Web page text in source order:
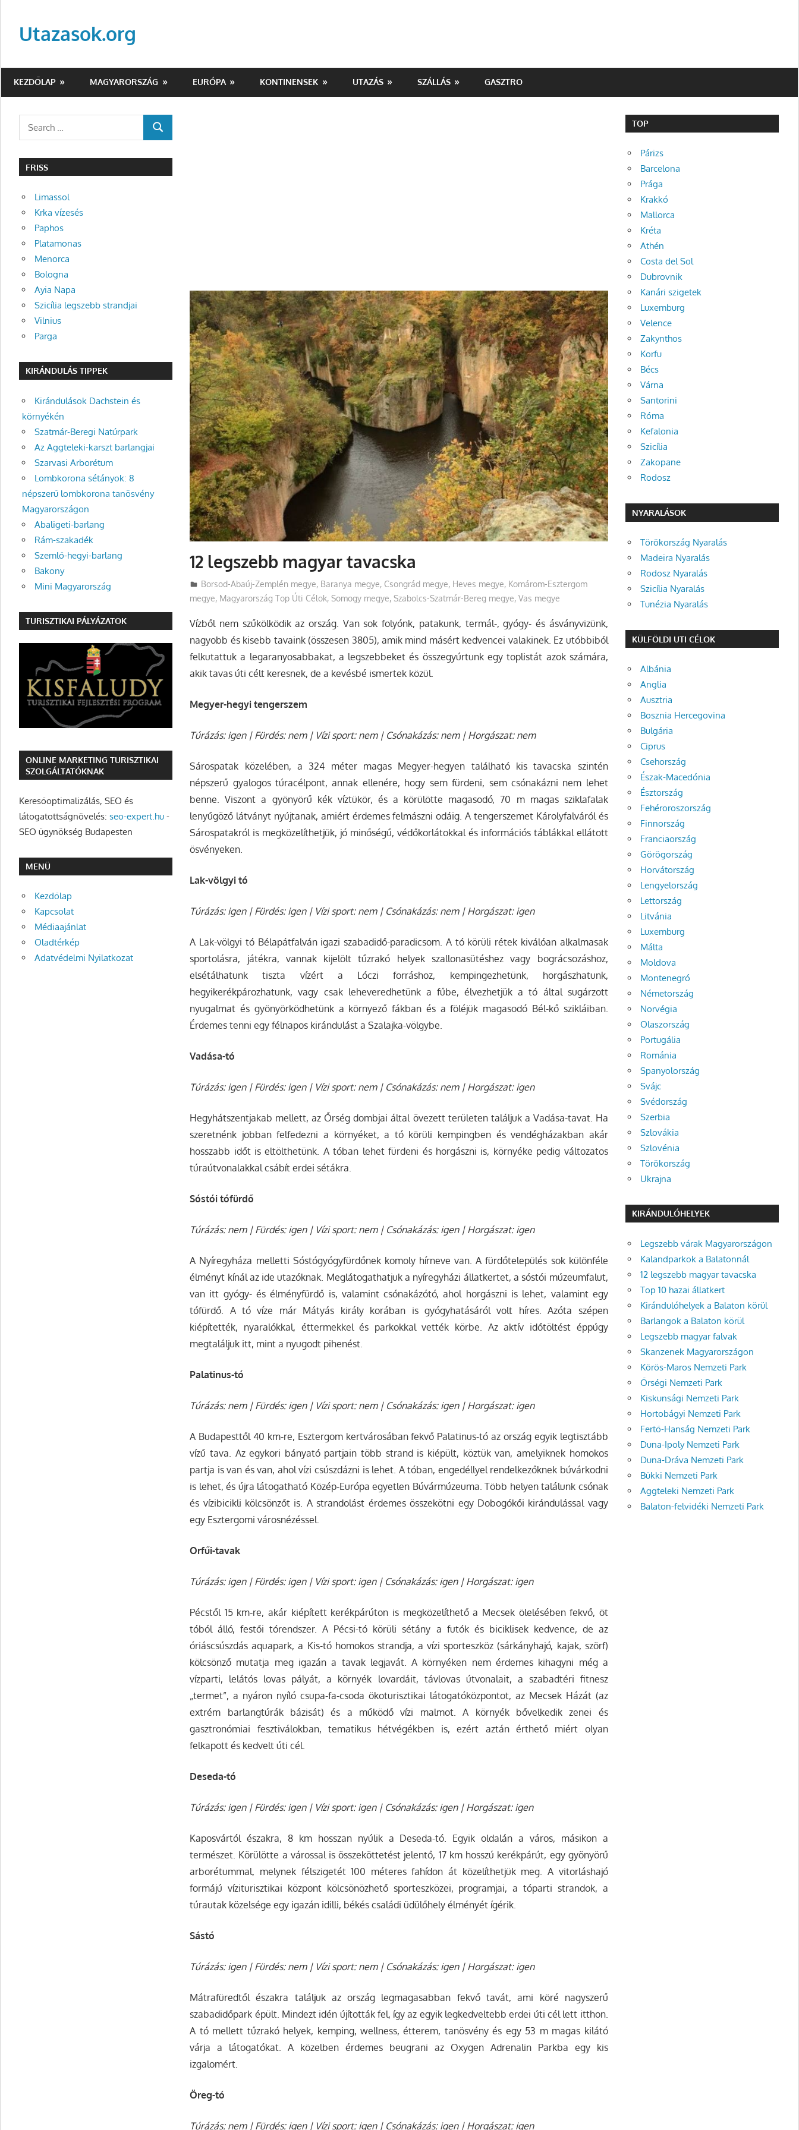
contentUtazasok.org
KEZDŐLAP MAGYARORSZÁG EURÓPA KONTINENSEK UTAZÁS SZÁLLÁS GASZTRO
12 legszebb magyar tavacska
Utazasok.org
Borsod-Abaúj-Zemplén megye, Baranya megye, Csongrád megye, Heves megye, Komárom-Esztergom
megye, Magyarország Top Úti Célok,Somogy megye,Szabolcs-Szatmár-Bereg megye,Vas megye
Vízből nem szűkölködik az ország. Van sok folyónk, patakunk, termál-, gyógy- és ásványvizünk,
nagyobb és kisebb tavaink (összesen 3805), amik mind másért kedvencei valakinek. Ez utóbbiból
felkutattuk a legaranyosabbakat, a legszebbeket és összegyúrtunk egy toplistát azok számára,
akik tavas úti célt keresnek, de a kevésbé ismertek közül.
Megyer-hegyi tengerszem
Túrázás: igen | Fürdés: nem | Vízi sport: nem | Csónakázás: nem | Horgászat: nem
Sárospatak közelében, a 324 méter magas Megyer-hegyen található kis tavacska szintén
népszerű gyalogos túracélpont, annak ellenére, hogy sem fürdeni, sem csónakázni nem lehet
benne. Viszont a gyönyörű kék víztükör, és a körülötte magasodó, 70 m magas sziklafalak
lenyűgöző látványt nyújtanak, amiért érdemes felmászni odáig. A tengerszemet Károlyfalváról és
Sárospatakról is megközelíthetjük, jó minőségű, védőkorlátokkal és információs táblákkal ellátott
ösvényeken.
Lak-völgyi tó
Túrázás: igen | Fürdés: igen | Vízi sport: nem | Csónakázás: nem | Horgászat: igen
A Lak-völgyi tó Bélapátfalván igazi szabadidő-paradicsom. A tó körüli rétek kiválóan alkalmasak
sportolásra, játékra, vannak kijelölt tűzrakó helyek szallonasütéshez vagy bográcsozáshoz,
elsétálhatunk tiszta vízért a Lóczi forráshoz, kempingezhetünk, horgászhatunk,
hegyikerékpározhatunk, vagy csak leheveredhetünk a fűbe, élvezhetjük a tó által sugárzott
nyugalmat és gyönyörködhetünk a környező fákban és a föléjük magasodó Bél-kő szikláiban.
Érdemes tenni egy félnapos kirándulást a Szalajka-völgybe.
Vadása-tó
Túrázás: igen | Fürdés: igen | Vízi sport: nem | Csónakázás: nem | Horgászat: igen
Hegyhátszentjakab mellett, az Őrség dombjai által övezett területen találjuk a Vadása-tavat. Ha
szeretnénk jobban felfedezni a környéket, a tó körüli kempingben és vendégházakban akár
hosszabb időt is eltölthetünk. A tóban lehet fürdeni és horgászni is, környéke pedig változatos
túraútvonalakkal csábít erdei sétákra.
Sóstói tófürdő
Túrázás: nem | Fürdés: igen | Vízi sport: nem | Csónakázás: igen | Horgászat: igen
A Nyíregyháza melletti Sóstógyógyfürdőnek komoly hírneve van. A fürdőtelepülés sok különféle
élményt kínál az ide utazóknak. Meglátogathatjuk a nyíregyházi állatkertet, a sóstói múzeumfalut,
van itt gyógy- és élményfürdő is, valamint csónakázótó, ahol horgászni is lehet, valamint egy
tófürdő. A tó víze már Mátyás király korában is gyógyhatásáról volt híres. Azóta szépen
kiépítették, nyaralókkal, éttermekkel és parkokkal vették körbe. Az aktív időtöltést éppúgy
megtaláljuk itt, mint a nyugodt pihenést.
Palatinus-tó
Túrázás: nem | Fürdés: igen | Vízi sport: nem | Csónakázás: igen | Horgászat: igen
A Budapesttől 40 km-re, Esztergom kertvárosában fekvő Palatinus-tó az ország egyik legtisztább
vízű tava. Az egykori bányató partjain több strand is kiépült, köztük van, amelyiknek homokos
partja is van és van, ahol vízi csúszdázni is lehet. A tóban, engedéllyel rendelkezőknek búvárkodni
is lehet, és újra látogatható Közép-Európa egyetlen Búvármúzeuma. Több helyen találunk csónak
és vízibicikli kölcsönzőt is. A strandolást érdemes összekötni egy Dobogókői kirándulással vagy
egy Esztergomi városnézéssel.
Orfűi-tavak
Túrázás: igen | Fürdés: igen | Vízi sport: igen | Csónakázás: igen | Horgászat: igen
Pécstől 15 km-re, akár kiépített kerékpárúton is megközelíthető a Mecsek ölelésében fekvő, öt
tóból álló, festői tórendszer. A Pécsi-tó körüli sétány a futók és biciklisek kedvence, de az
óriáscsúszdás aquapark, a Kis-tó homokos strandja, a vízi sporteszköz (sárkányhajó, kajak, szörf)
kölcsönző mutatja meg igazán a tavak legjavát. A környéken nem érdemes kihagyni még a
vízparti, lelátós lovas pályát, a környék lovardáit, távlovas útvonalait, a szabadtéri fitnesz
„termet”, a nyáron nyíló csupa-fa-csoda ökoturisztikai látogatóközpontot, az Mecsek Házát (az
extrém barlangtúrák bázisát) és a működő vízi malmot. A környék bővelkedik zenei és
gasztronómiai fesztiválokban, tematikus hétvégékben is, ezért aztán érthető miért olyan
felkapott és kedvelt úti cél.
Deseda-tó
Túrázás: igen | Fürdés: igen | Vízi sport: igen | Csónakázás: igen | Horgászat: igen
Kaposvártól északra, 8 km hosszan nyúlik a Deseda-tó. Egyik oldalán a város, másikon a
természet. Körülötte a várossal is összeköttetést jelentő, 17 km hosszú kerékpárút, egy gyönyörű
arborétummal, melynek félszigetét 100 méteres fahídon át közelíthetjük meg. A vitorláshajó
formájú víziturisztikai központ kölcsönözhető sporteszközei, programjai, a tóparti strandok, a
túrautak közelsége egy igazán idilli, békés családi üdülőhely élményét ígérik.
Sástó
Túrázás: igen | Fürdés: nem | Vízi sport: nem | Csónakázás: igen | Horgászat: igen
Mátrafüredtől északra találjuk az ország legmagasabban fekvő tavát, ami köré nagyszerű
szabadidőpark épült. Mindezt idén újították fel, így az egyik legkedveltebb erdei úti cél lett itthon.
A tó mellett tűzrakó helyek, kemping, wellness, étterem, tanösvény és egy 53 m magas kilátó
várja a látogatókat. A közelben érdemes beugrani az Oxygen Adrenalin Parkba egy kis
izgalomért.
Öreg-tó
Túrázás: nem | Fürdés: igen | Vízi sport: igen | Csónakázás: igen | Horgászat: igen
SEARCH
FRISS
Limassol
Krka vízesés
Paphos
Platamonas
Menorca
Bologna
Ayia Napa
Szicília legszebb strandjai
Vilnius
Parga
KIRÁNDULÁS TIPPEK
Kirándulások Dachstein és
környékén
Szatmár-Beregi Natúrpark
Az Aggteleki-karszt barlangjai
Szarvasi Arborétum
Lombkorona sétányok: 8
népszerű lombkorona tanösvény
Magyarországon
Abaligeti-barlang
Rám-szakadék
Szemlő-hegyi-barlang
Bakony
Mini Magyarország
TURISZTIKAI PÁLYÁZATOK
ONLINE MARKETING TURISZTIKAI
SZOLGÁLTATÓKNAK
Keresőoptimalizálás, SEO és
látogatottságnövelés: seo-expert.hu -
SEO ügynökség Budapesten
MENÜ
Kezdőlap
Kapcsolat
Médiaajánlat
Oladtérkép
Adatvédelmi Nyilatkozat
TOP
Párizs
Barcelona
Prága
Krakkó
Mallorca
Kréta
Athén
Costa del Sol
Dubrovnik
Kanári szigetek
Luxemburg
Velence
Zakynthos
Korfu
Bécs
Várna
Santorini
Róma
Kefalonia
Szicília
Zakopane
Rodosz
NYARALÁSOK
Törökország Nyaralás
Madeira Nyaralás
Rodosz Nyaralás
Szicília Nyaralás
Tunézia Nyaralás
KÜLFÖLDI UTI CÉLOK
Albánia
Anglia
Ausztria
Bosznia Hercegovina
Bulgária
Ciprus
Csehország
Észak-Macedónia
Észtország
Fehéroroszország
Finnország
Franciaország
Görögország
Horvátország
Lengyelország
Lettország
Litvánia
Luxemburg
Málta
Moldova
Montenegró
Németország
Norvégia
Olaszország
Portugália
Románia
Spanyolország
Svájc
Svédország
Szerbia
Szlovákia
Szlovénia
Törökország
Ukrajna
KIRÁNDULÓHELYEK
Legszebb várak Magyarországon
Kalandparkok a Balatonnál
12 legszebb magyar tavacska
Top 10 hazai állatkert
Kirándulóhelyek a Balaton körül
Barlangok a Balaton körül
Legszebb magyar falvak
Skanzenek Magyarországon
Körös-Maros Nemzeti Park
Őrségi Nemzeti Park
Kiskunsági Nemzeti Park
Hortobágyi Nemzeti Park
Fertő-Hanság Nemzeti Park
Duna-Ipoly Nemzeti Park
Duna-Dráva Nemzeti Park
Bükki Nemzeti Park
Aggteleki Nemzeti Park
Balaton-felvidéki Nemzeti Park